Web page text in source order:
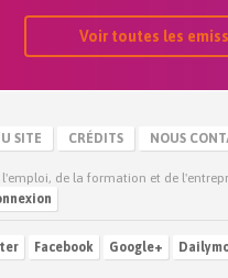
Voir toutes les
SITE CRÉDITS NOUS
de la formation et de
Facebook Google+